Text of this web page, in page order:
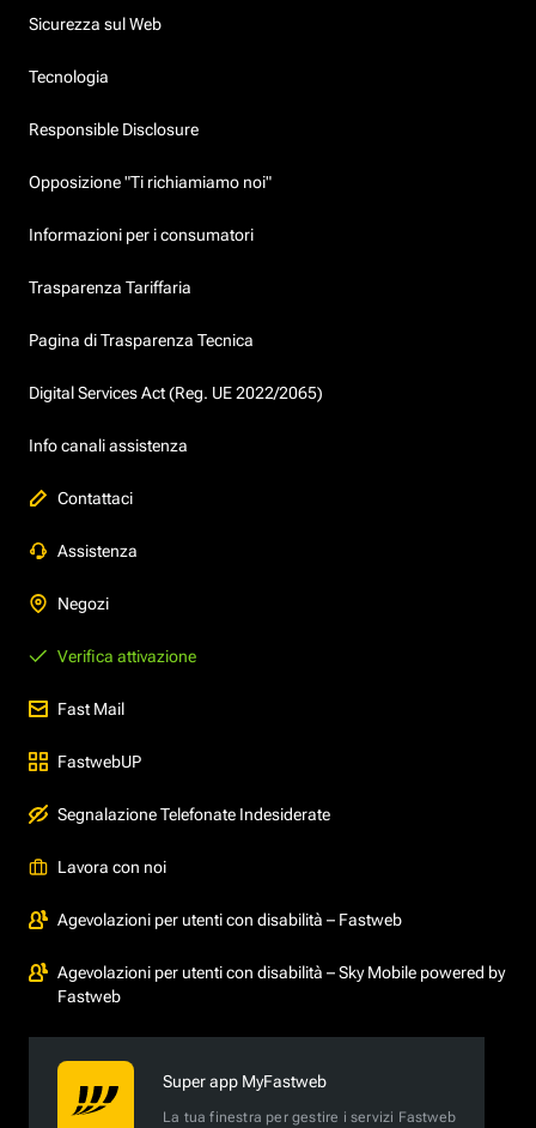
Sicurezza sul Web
Tecnologia
Responsible Disclosure
Opposizione "Ti richiamiamo noi"
Informazioni per i consumatori
Trasparenza Tariffaria
Pagina di Trasparenza Tecnica
Digital Services Act (Reg. UE 2022/2065)
Info canali assistenza
Contattaci
Assistenza
Negozi
Verifica attivazione
Fast Mail
FastwebUP
Segnalazione Telefonate Indesiderate
Lavora con noi
Agevolazioni per utenti con disabilità – Fastweb
Agevolazioni per utenti con disabilità – Sky Mobile powered by
Fastweb
Super app MyFastweb
La tua finestra per gestire i servizi Fastweb